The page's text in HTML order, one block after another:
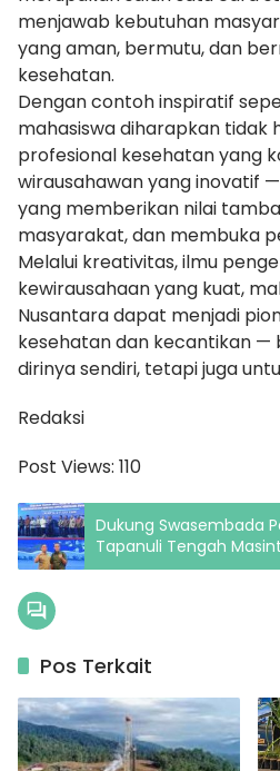
menjawab kebutuhan
yang aman, bermutu, dan
kesehatan.
Dengan contoh inspiratif
mahasiswa diharapkan tidak
profesional kesehatan yang
wirausahawan yang inovatif
yang memberikan nilai
masyarakat, dan membuka
Melalui kreativitas, ilmu
kewirausahaan yang kuat,
Nusantara dapat menjadi
kesehatan dan kecantikan —
dirinya sendiri, tetapi juga
Redaksi
Post Views: 110
Dukung Swasembada
Tapanuli Tengah
Rakornas KKP 2026
Pos Terkait